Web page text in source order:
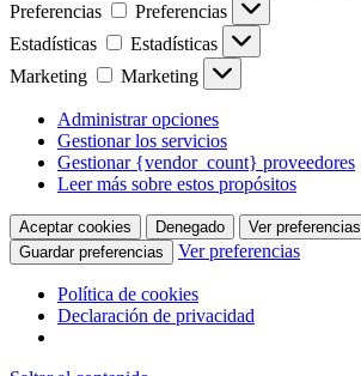
Preferencias
Preferencias
Estadísticas
Estadísticas
Marketing
Marketing
Administrar opciones
Gestionar los servicios
Gestionar {vendor_count} proveedores
Leer más sobre estos propósitos
Aceptar cookies Denegado
Ver preferencias
Guardar preferencias
Ver preferencias
Política de cookies
Declaración de privacidad